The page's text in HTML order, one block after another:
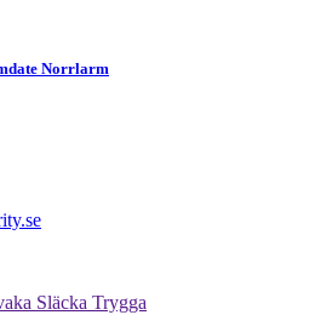
Norrlarm
Släcka Trygga